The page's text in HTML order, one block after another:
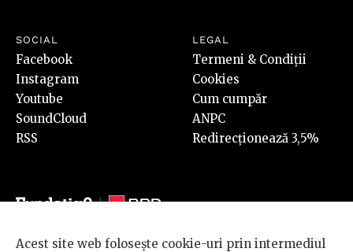
SOCIAL
Facebook
Instagram
Youtube
SoundCloud
RSS
LEGAL
Termeni & Condiții
Cookies
Cum cumpăr
ANPC
Redirecționează 3,5%
Acest site web folosește cookie-uri prin intermediul